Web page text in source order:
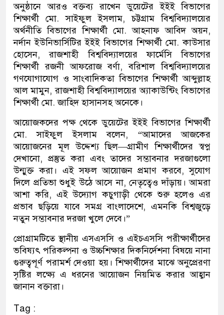
অনুষ্ঠানে আরও বক্তব্য রাখেন ডুয়েটের ইইই বিভাগের
শিক্ষার্থী মো. সাইফুল ইসলাম, চট্টগ্রাম বিশ্ববিদ্যালয়ের
অর্থনীতি বিভাগের শিক্ষার্থী মো. আহনাফ আবিদ অয়ন,
নর্দান ইউনিভার্সিটির ইইই বিভাগের শিক্ষার্থী মো. কাউসার
হোসেন, রাজশাহী বিশ্ববিদ্যালয়ের ফার্মেসি বিভাগের
শিক্ষার্থী রজনী আফরোজ বর্ণা, বরিশাল বিশ্ববিদ্যালয়ের
গণযোগাযোগ ও সাংবাদিকতা বিভাগের শিক্ষার্থী আব্দুল্লাহ
আল মামুন, রাজশাহী বিশ্ববিদ্যালয়ের অ্যাকাউন্টিং বিভাগের
শিক্ষার্থী মো. জাহিদ হাসানসহ অনেকে।
আয়োজকদের পক্ষ থেকে ডুয়েটের ইইই বিভাগের শিক্ষার্থী
মো. সাইফুল ইসলাম বলেন, “আমাদের আজকের
আয়োজনের মূল উদ্দেশ্য ছিল—গ্রামীণ শিক্ষার্থীদের স্বপ্ন
দেখানো, প্রস্তুত করা এবং তাদের সম্ভাবনার দরজাগুলো
উন্মুক্ত করা। এই সফল আয়োজন প্রমাণ করবে, সুযোগ
দিলে প্রতিভা শুধুই উঠে আসে না, নেতৃত্বেও দাঁড়ায়। আমরা
আশা করি, এই উদ্যোগ কচুগাড়ী থেকে শুরু হলেও এর
প্রভাব ছড়িয়ে যাবে সমগ্র বাংলাদেশে, এমনকি বিশ্বজুড়ে
নতুন সম্ভাবনার দরজা খুলে দেবে।”
প্রোগ্রামটিতে স্থানীয় এসএসসি ও এইচএসসি পরীক্ষার্থীদের
ভবিষ্যৎ পরিকল্পনা ও উচ্চশিক্ষার দিকনির্দেশনা বিষয়ে নানা
গুরুত্বপূর্ণ পরামর্শ দেওয়া হয়। শিক্ষার্থীদের মাঝে অনুপ্রেরণা
সৃষ্টির লক্ষ্যে এ ধরনের আয়োজন নিয়মিত করার আহ্বান
জানান বক্তারা।
Tag :